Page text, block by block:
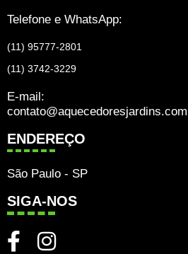
Telefone e WhatsApp:
(11) 95777-2801
(11) 3742-3229
E-mail:
ENDEREÇO
São Paulo - SP
SIGA-NOS